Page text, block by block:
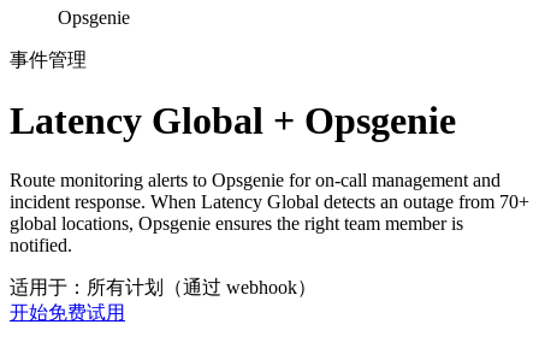
Opsgenie
事件管理
Latency Global + Opsgenie
Route monitoring alerts to Opsgenie for on-call management and
incident response. When Latency Global detects an outage from 70+
global locations, Opsgenie ensures the right team member is
notified.
适用于：所有计划（通过 webhook）
开始免费试用